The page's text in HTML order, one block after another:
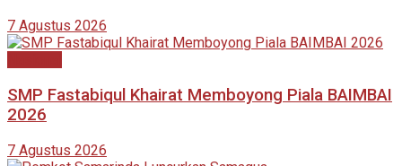
7 Agustus 2026
SMP Fastabiqul Khairat Memboyong Piala BAIMBAI
2026
7 Agustus 2026